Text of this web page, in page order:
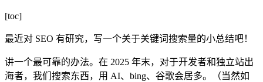
[toc]
最近对 SEO 有研究，写一个关于关键词搜索量的小总结吧！
讲一个最可靠的办法。在 2025 年末，对于开发者和独立站出
海者，我们搜索东西，用 AI、bing、谷歌会居多。（当然如